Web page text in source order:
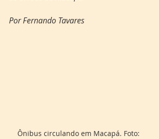
Por Fernando Tavares
Ônibus circulando em Macapá. Foto: